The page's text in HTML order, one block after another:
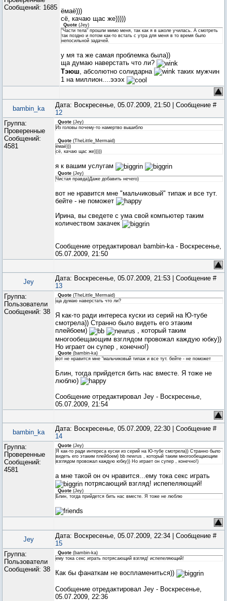
Сообщений: 1685 ёмаё)))
сё, качаю щас же)))))
Quote (Jey)
"Части тела" прошли мимо меня, так как я в школе училась. А смотреть
так поздно и потом как-то встать с утра для меня в то время было
непосильной задачей.
у мя та же самая проблемка была))
ща думаю наверстать что ли?
Тэюш , абсолютно солидарна
таких мужчин
1 на миллион....эээх
bambin_ka
Дата: Воскресенье, 05.07.2009, 21:50 | Сообщение #
12
Группа:
Проверенные
Сообщений:
4581
Quote (Jey)
Из головы почему-то намертво вышибло
Quote (TheLittle_Mermaid)
ёмаё)))
сё, качаю щас же)))))
я к вашим услугам
Quote (Jey)
Чистая правда)Даже добавить нечего)
вот не нравится мне "мальчиковый" типаж и все тут.
бейте - не поможет
Ирина, вы сведете с ума свой компьютер таким
количеством закачек
Сообщение отредактировал bambin-ka - Воскресенье,
05.07.2009, 21:50
Jey
Дата: Воскресенье, 05.07.2009, 21:53 | Сообщение #
13
Группа:
Пользователи
Сообщений: 38
Quote (TheLittle_Mermaid)
ща думаю наверстать что ли?
Я как-то ради интереса куски из серий на Ю-тубе
смотрела)) Странно было видеть его этаким
плейбоем)
, который таким
многообещающим взглядом провожал каждую юбку))
Но играет он супер , конечно!)
Quote (bambin-ka)
вот не нравится мне "мальчиковый типаж и все тут. бейте - не поможет
Блин, тогда прийдется бить нас вместе. Я тоже не
люблю)
Сообщение отредактировал Jey - Воскресенье,
05.07.2009, 21:54
bambin_ka
Дата: Воскресенье, 05.07.2009, 22:30 | Сообщение #
14
Группа:
Проверенные
Сообщений:
4581
Quote (Jey)
Я как-то ради интереса куски из серий на Ю-тубе смотрела)) Странно было
видеть его этаким плейбоем) bb newrus , который таким многообещающим
взглядом провожал каждую юбку)) Но играет он супер , конечно!)
а мне такой он оч нравится...ему тока секс играть
потрясающий взгляд! испепеляющий!
Quote (Jey)
Блин, тогда прийдется бить нас вместе. Я тоже не люблю
Jey
Дата: Воскресенье, 05.07.2009, 22:34 | Сообщение #
15
Группа:
Пользователи
Сообщений: 38
Quote (bambin-ka)
ему тока секс играть потрясающий взгляд! испепеляющий!
Как бы фанаткам не воспламениться))
Сообщение отредактировал Jey - Воскресенье,
05.07.2009, 22:36